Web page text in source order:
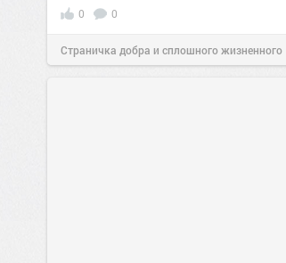
0 0
Страничка добра и сплошного жизненного